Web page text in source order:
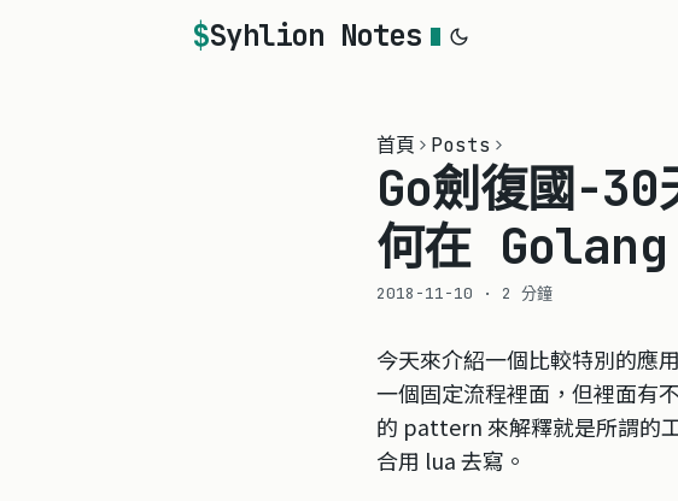
Syhlion Notes
首頁 Posts
Go劍復國-
何在
2018-11-10 · 2 分鐘
今天來介紹一個比較特別的應
一個固定流程裡面，但裡面
的 pattern 來解釋就是所謂的
合用 lua 去寫。